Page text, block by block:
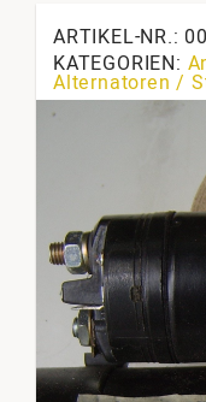
ARTIKEL-NR.:
KATEGORIEN:
Alternatoren /